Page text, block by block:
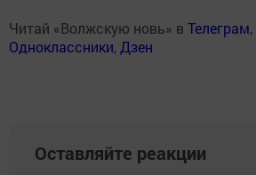
Читай «Волжскую новь» в Телеграм,
Одноклассники, Дзен
Оставляйте реакции